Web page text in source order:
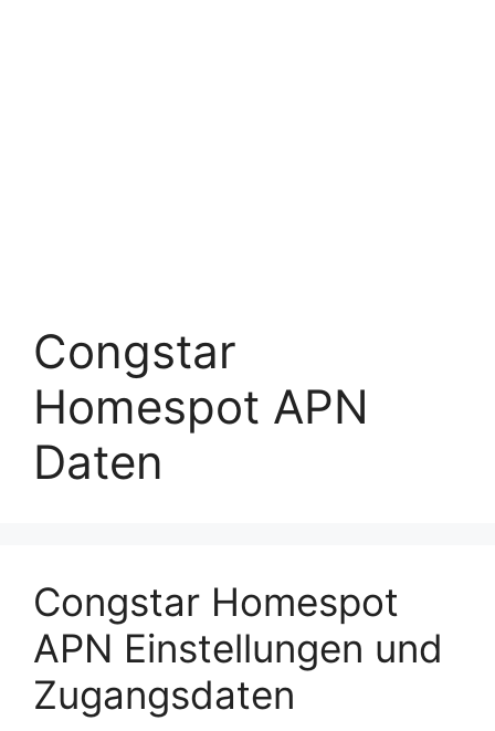
Congstar
Homespot APN
Daten
Congstar Homespot
APN Einstellungen und
Zugangsdaten